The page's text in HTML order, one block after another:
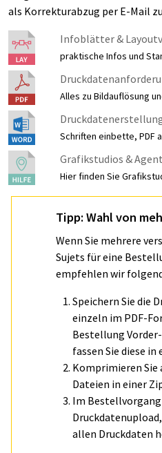
als Korrekturabzug per E-Mail
Infoblätter &
praktische Infos und
Alles zu Bildauflösung
Schriften einbette, PDF
Grafikstudios &
Hier finden Sie
Tipp: Wahl von
Wenn Sie mehrere
Sujets für eine
empfehlen wir
Speichern Sie die
einzeln im PDF-
Bestellung
fassen Sie diese in
Komprimieren Sie
Dateien in einer
Im Bestellvorgang
allen Druckdaten